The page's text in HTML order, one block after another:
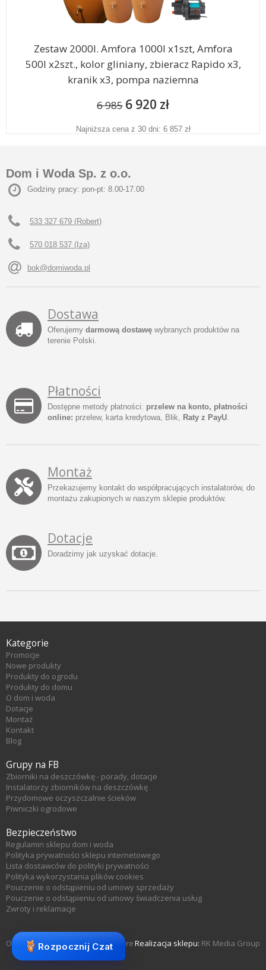
Zestaw 2000l. Amfora 1000l x1szt, Amfora
500l x2szt., kolor gliniany, zbieracz Rapido x3,
kranik x3, pompa naziemna
6 985 6 920 zł
Najniższa cena z 30 dni: 6 857 zł
Dom i Woda Sp. z o.o.
Godziny pracy: pon-pt: 8.00-17.00
533 327 679 (Robert)
570 018 537 (Iza)
bok@domiwoda.pl
Dostawa
Oferujemy darmową dostawę wybranych produktów na
terenie Polski.
Płatności
Dostępne metody płatności: przelew na konto, płatności
online: przelew, karta kredytowa, Blik, Raty z PayU.
Montaż
Przekazujemy kontakt do współpracujących instalatorów, do
montażu zakupionych w naszym sklepie produktów.
Dotacje
Doradzimy jak uzyskać dotacje.
Kategorie
Promocje
Nowe produkty
Produkty do ogrodu
Produkty do domu
O dom i woda
Dotacje
Montaż
Kontakt
Blog
Grupy na FB
Zbiorniki na deszczówkę - porady, dotacje
Instalatorzy zbiorników na deszczówkę
Przydomowe oczyszczalnie ścieków
Piwniczki ogrodowe
Bezpieczeństwo
Regulamin sklepu dom i woda
Polityka prywatności sklepu internetowego
Lista dostawców do polityki prywatności
Polityka wykorzystania plików cookies
Pouczenie o odstąpieniu od umowy sprzedaży
Pouczenie o odstąpieniu od umowy świadczenia usług
Zwroty i reklamacje
Realizacja sklepu: RK Media Group
Oprogramowanie sklepu KQS.store
Rozpocznij Czat